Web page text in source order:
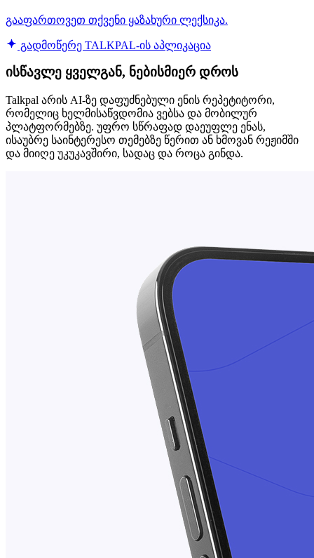
გააფართოვეთ თქვენი ყაზახური ლექსიკა.
გადმოწერე TALKPAL-ის აპლიკაცია
ისწავლე ყველგან, ნებისმიერ დროს
Talkpal არის AI-ზე დაფუძნებული ენის რეპეტიტორი,
რომელიც ხელმისაწვდომია ვებსა და მობილურ
პლატფორმებზე. უფრო სწრაფად დაეუფლე ენას,
ისაუბრე საინტერესო თემებზე წერით ან ხმოვან რეჟიმში
და მიიღე უკუკავშირი, სადაც და როცა გინდა.